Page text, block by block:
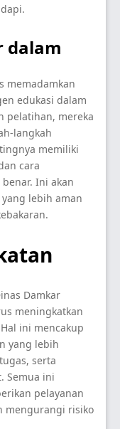
dalam
memadamkan
edukasi dalam
pelatihan, mereka
langkah
memiliki
cara
Ini akan
lebih aman
Damkar
meningkatkan
ini mencakup
yang lebih
serta
Semua ini
pelayanan
mengurangi risiko